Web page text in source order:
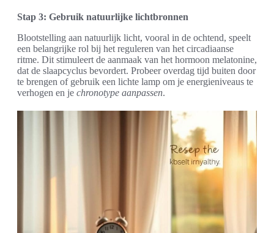
Stap 3: Gebruik natuurlijke lichtbronnen
Blootstelling aan natuurlijk licht, vooral in de ochtend, speelt
een belangrijke rol bij het reguleren van het circadiaanse
ritme. Dit stimuleert de aanmaak van het hormoon melatonine,
dat de slaapcyclus bevordert. Probeer overdag tijd buiten door
te brengen of gebruik een lichte lamp om je energieniveaus te
verhogen en je chronotype aanpassen.